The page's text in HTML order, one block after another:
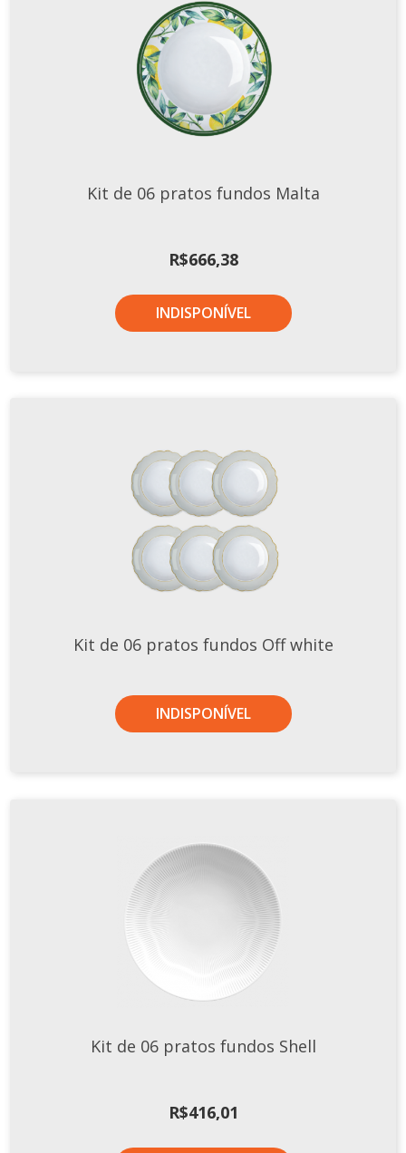
Kit de 06 pratos fundos Malta
R$666,38
INDISPONÍVEL
Kit de 06 pratos fundos Off white
INDISPONÍVEL
Kit de 06 pratos fundos Shell
R$416,01